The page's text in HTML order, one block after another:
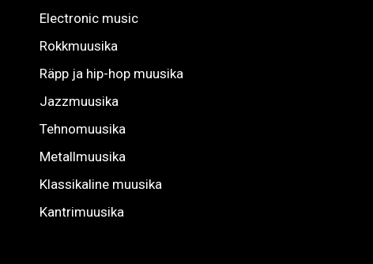
Electronic music
Rokkmuusika
Räpp ja hip-hop muusika
Jazzmuusika
Tehnomuusika
Metallmuusika
Klassikaline muusika
Kantrimuusika